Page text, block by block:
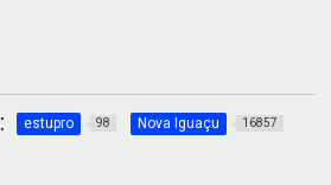
estupro 98 Nova Iguaçu 16857